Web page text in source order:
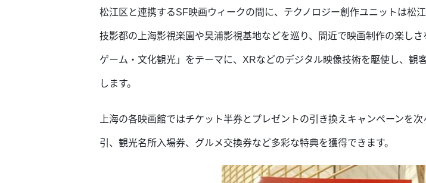
松江区と連携するSF映画ウィークの間に、テクノロジー創作ユニットは松
技影都の上海影視楽園や昊浦影視基地などを巡り、間近で映画制作の楽し
ゲーム・文化観光」をテーマに、XRなどのデジタル映像技術を駆使し、
します。
上海の各映画館ではチケット半券とプレゼントの引き換えキャンペーンを
引、観光名所入場券、グルメ交換券など多彩な特典を獲得できます。